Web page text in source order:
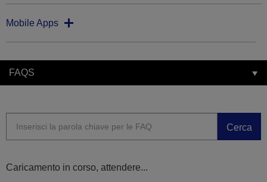
Mobile Apps
FAQS
Cerca
Caricamento in corso, attendere...